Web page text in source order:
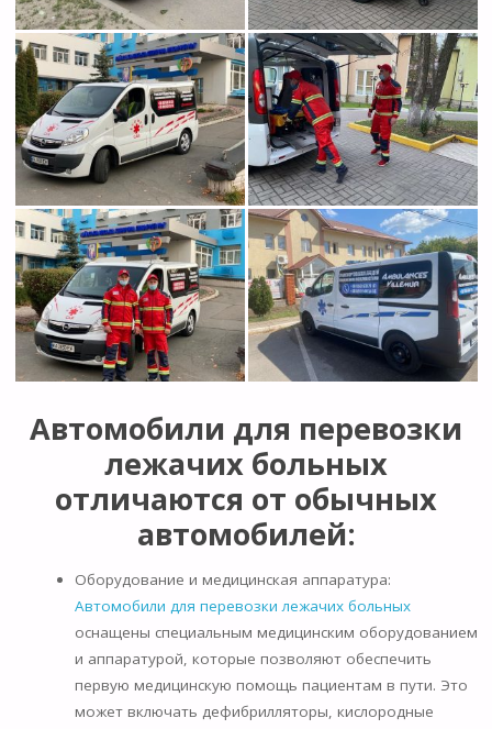
Автомобили для перевозки
лежачих больных
отличаются от обычных
автомобилей:
Оборудование и медицинская аппаратура:
Автомобили для перевозки лежачих больных
оснащены специальным медицинским оборудованием
и аппаратурой, которые позволяют обеспечить
первую медицинскую помощь пациентам в пути. Это
может включать дефибрилляторы, кислородные